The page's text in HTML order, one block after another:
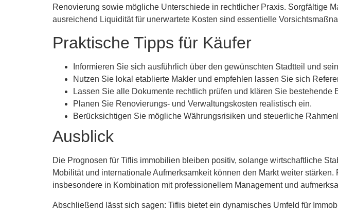
Renovierung sowie mögliche Unterschiede in rechtlicher Praxis. Sorgfältige
ausreichend Liquidität für unerwartete Kosten sind essentielle
Praktische Tipps für Käufer
Informieren Sie sich ausführlich über den gewünschten Stadtteil und
Nutzen Sie lokal etablierte Makler und empfehlen lassen Sie sich
Lassen Sie alle Dokumente rechtlich prüfen und klären Sie bestehende
Planen Sie Renovierungs- und Verwaltungskosten realistisch ein.
Berücksichtigen Sie mögliche Währungsrisiken und steuerliche
Ausblick
Die Prognosen für Tiflis immobilien bleiben positiv, solange wirtschaftliche
Mobilität und internationale Aufmerksamkeit können den Markt weiter
insbesondere in Kombination mit professionellem Management und
Abschließend lässt sich sagen: Tiflis bietet ein dynamisches Umfeld für